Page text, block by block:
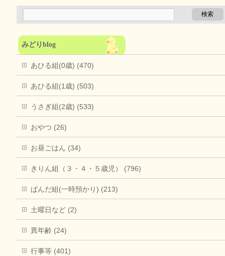
みどりblog
あひる組(0歳) (470)
あひる組(1歳) (503)
うさぎ組(2歳) (533)
おやつ (26)
お昼ごはん (34)
きりん組（３・４・５歳児） (796)
ぱんだ組(一時預かり) (213)
土曜日など (2)
異年齢 (24)
行事等 (401)